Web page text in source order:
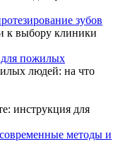
зубов
к выбору клиники
пожилых
людей: на что
инструкция для
методы и